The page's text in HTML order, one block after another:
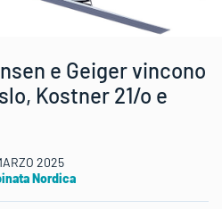
e Geiger vincono
Kostner 21/o e
2025
Nordica